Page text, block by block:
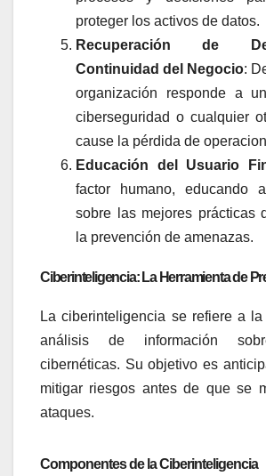
proteger los activos de datos.
Recuperación de
Continuidad del Negocio:
organización responde a
ciberseguridad o cualquier
cause la pérdida de
Educación del Usuario
factor humano, educando
sobre las mejores prácticas
la prevención de amenazas.
Ciberinteligencia: La Herramienta de
La ciberinteligencia se refiere a
análisis de información
cibernéticas. Su objetivo es
mitigar riesgos antes de que se
ataques.
Componentes de la Ciberinteligencia